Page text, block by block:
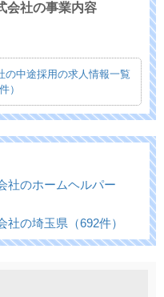
会社の事業内容
の中途採用の求人情報一覧
）
社のホームヘルパー
の埼玉県（692件）